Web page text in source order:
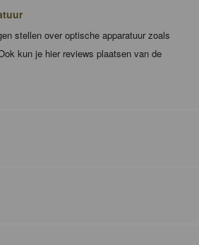
stellen over optische apparatuur zoals
kun je hier reviews plaatsen van de